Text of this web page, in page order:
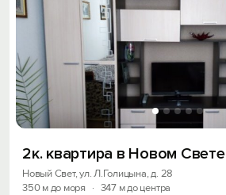
2к. квартира в Новом Свете
Новый Свет, ул. Л.Голицына, д. 28
350 м до моря
· 347 м до центра